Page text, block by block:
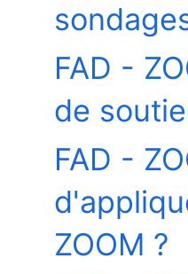
FAD -
de
FAD -
ZOOM ?